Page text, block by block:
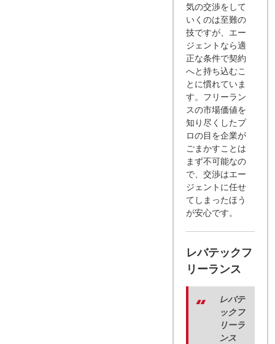
気の交渉をして
いくのは至難の
技ですが、エー
ジェントなら適
正な条件で契約
へと持ち込むこ
とに慣れていま
す。フリーラン
スの市場価値を
知り尽くしたプ
ロの目を企業が
ごまかすことは
まず不可能なの
で、交渉はエー
ジェントに任せ
てしまったほう
が安心です。
レバテックフ
リーランス
レバテ
ックフ
リーラ
ンス